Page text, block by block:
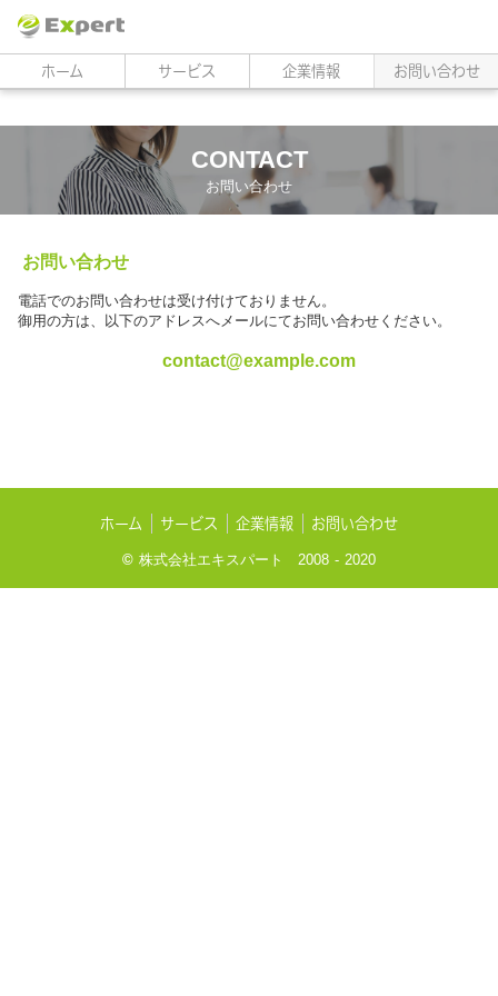
ホーム サービス 企業情報 お問い合わせ
CONTACT
お問い合わせ
お問い合わせ
電話でのお問い合わせは受け付けておりません。
御用の方は、以下のアドレスへメールにてお問い合わせください。
contact@example.com
ホーム サービス 企業情報 お問い合わせ
© 株式会社エキスパート 2008 - 2020